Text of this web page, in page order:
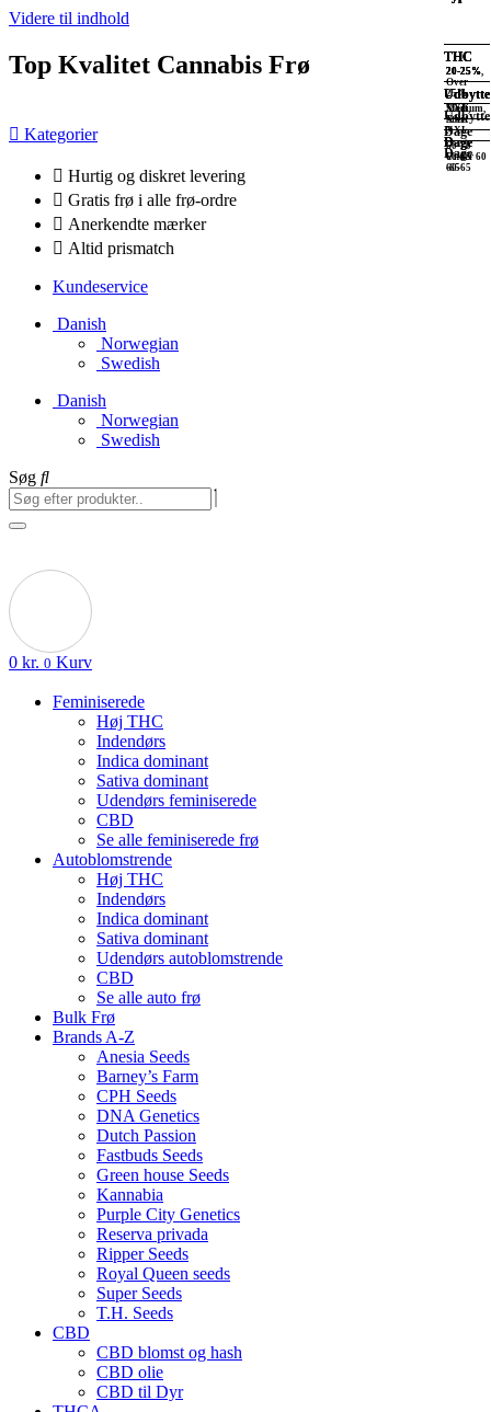
Videre til indhold
Top Kvalitet Cannabis Frø
Kategorier
Hurtig og diskret levering
Gratis frø i alle frø-ordre
Anerkendte mærker
Altid prismatch
Kundeservice
Danish
Norwegian
Swedish
Danish
Norwegian
Swedish
Søg
0 kr. 0 Kurv
Feminiserede
Høj THC
Indendørs
Indica dominant
Sativa dominant
Udendørs feminiserede
CBD
Se alle feminiserede frø
Autoblomstrende
Høj THC
Indendørs
Indica dominant
Sativa dominant
Udendørs autoblomstrende
CBD
Se alle auto frø
Bulk Frø
Brands A-Z
Anesia Seeds
Barney’s Farm
CPH Seeds
DNA Genetics
Dutch Passion
Fastbuds Seeds
Green house Seeds
Kannabia
Purple City Genetics
Reserva privada
Ripper Seeds
Royal Queen seeds
Super Seeds
T.H. Seeds
CBD
CBD blomst og hash
CBD olie
CBD til Dyr
THC
20-25%,
Over
25%
Udbytte
XXL
Dage
60-65
THC
20-25%
Udbytte
XXL
Dage
60-70
THC
20-25%
Udbytte
Stort,
XXL
Dage
Under 60
-65
THC
20-25%
Udbytte
Medium,
Stort
Dage
60-65